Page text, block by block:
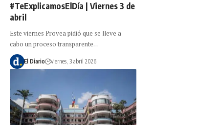
#TeExplicamosElDía | Viernes 3 de
abril
Este viernes Provea pidió que se lleve a
cabo un proceso transparente…
El Diario viernes, 3 abril 2026